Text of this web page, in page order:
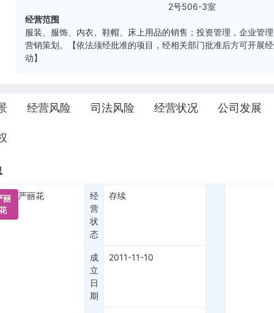
2号506-3室
经营范围
服装、服饰、内衣、鞋帽、床上用品的销售；投资管理，企业管
营销策划。【依法须经批准的项目，经相关部门批准后方可开展
动】
经营风险 司法风险 经营状况 公司发展
丽
严丽花
经
营
状
态
存续
成
立
日
期
2011-11-10